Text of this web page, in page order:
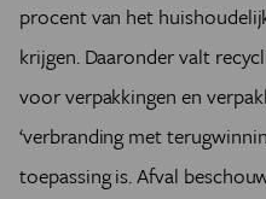
procent van het
krijgen. Daaronder valt
voor verpakkingen en
‘verbranding met
toepassing is. Afval